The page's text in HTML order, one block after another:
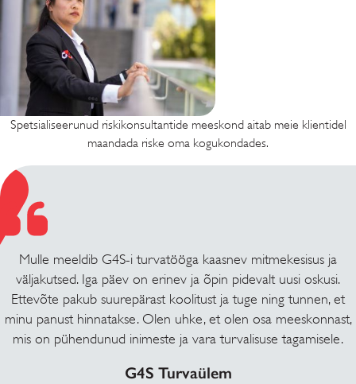
Spetsialiseerunud riskikonsultantide meeskond aitab meie klientidel
maandada riske oma kogukondades.
Mulle meeldib G4S-i turvatööga kaasnev mitmekesisus ja
väljakutsed. Iga päev on erinev ja õpin pidevalt uusi oskusi.
Ettevõte pakub suurepärast koolitust ja tuge ning tunnen, et
minu panust hinnatakse. Olen uhke, et olen osa meeskonnast,
mis on pühendunud inimeste ja vara turvalisuse tagamisele.
G4S Turvaülem